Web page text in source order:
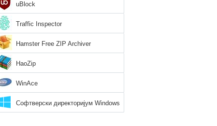
uBlock
Traffic Inspector
Hamster Free ZIP Archiver
HaoZip
WinAce
Софтверски директоријум Windows
10